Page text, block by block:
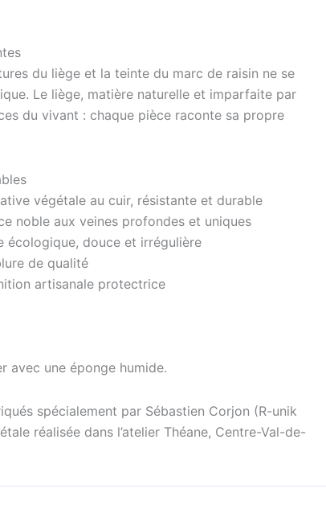
du liège et la teinte du marc de raisin ne se
Le liège, matière naturelle et imparfaite par
du vivant : chaque pièce raconte sa propre
végétale au cuir, résistante et durable
noble aux veines profondes et uniques
écologique, douce et irrégulière
de qualité
artisanale protectrice
avec une éponge humide.
spécialement par Sébastien Corjon (R-unik
réalisée dans l’atelier Théane, Centre-Val-de-